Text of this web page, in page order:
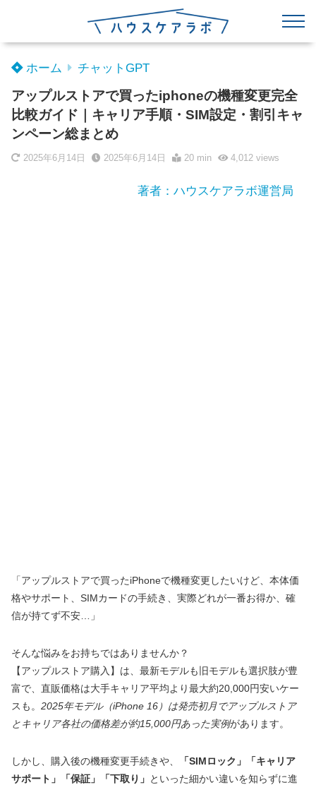
ホーム チャットGPT
アップルストアで買ったiphoneの機種変更完全
比較ガイド｜キャリア手順・SIM設定・割引キャ
ンペーン総まとめ
2025年6月14日 2025年6月14日 20 min 4,012views
著者：ハウスケアラボ運営局
「アップルストアで買ったiPhoneで機種変更したいけど、本体価
格やサポート、SIMカードの手続き、実際どれが一番お得か、確
信が持てず不安…」
そんな悩みをお持ちではありませんか？
【アップルストア購入】は、最新モデルも旧モデルも選択肢が豊
富で、直販価格は大手キャリア平均より最大約20,000円安いケー
スも。 2025年モデル（iPhone 16）は発売初月でアップルストア
とキャリア各社の価格差が約15,000円あった実例があります。
しかし、購入後の機種変更手続きや、
「SIMロック」「キャリア
サポート」「保証」「下取り」 といった細かい違いを知らずに進